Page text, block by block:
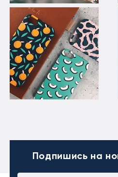
Подпишись на